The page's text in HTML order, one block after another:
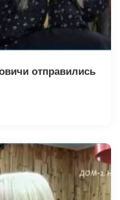
отправились